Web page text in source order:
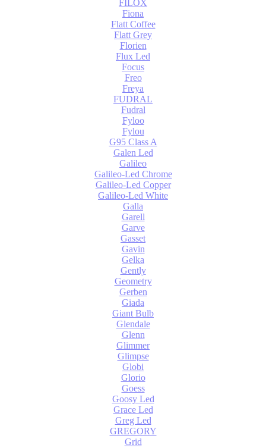
FILOX
Fiona
Flatt Coffee
Flatt Grey
Florien
Flux Led
Focus
Freo
Freya
FUDRAL
Fudral
Fyloo
Fylou
G95 Class A
Galen Led
Galileo
Galileo-Led Chrome
Galileo-Led Copper
Galileo-Led White
Galla
Garell
Garve
Gasset
Gavin
Gelka
Gently
Geometry
Gerben
Giada
Giant Bulb
Glendale
Glenn
Glimmer
Glimpse
Globi
Glorio
Goess
Goosy Led
Grace Led
Greg Led
GREGORY
Grid